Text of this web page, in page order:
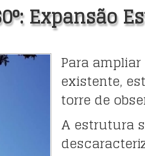
Expansão
Para
existente,
torre de
A estrutura